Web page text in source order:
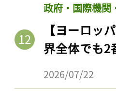
政府・国際機関
【ヨーロッ
界全体でも2
2026/07/22